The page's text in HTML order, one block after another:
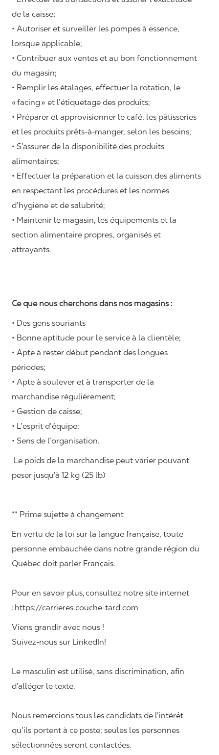
de la caisse;
• Autoriser et surveiller les pompes à essence,
lorsque applicable;
• Contribuer aux ventes et au bon fonctionnement
du magasin;
• Remplir les étalages, effectuer la rotation, le
«facing» et l’étiquetage des produits;
• Préparer et approvisionner le café, les pâtisseries
et les produits prêts-à-manger, selon les besoins;
• S’assurer de la disponibilité des produits
alimentaires;
• Effectuer la préparation et la cuisson des aliments
en respectant les procédures et les normes
d’hygiène et de salubrité;
• Maintenir le magasin, les équipements et la
section alimentaire propres, organisés et
attrayants.
Ce que nous cherchons dans nos magasins :
• Des gens souriants
• Bonne aptitude pour le service à la clientèle;
• Apte à rester début pendant des longues
périodes;
• Apte à soulever et à transporter de la
marchandise régulièrement;
• Gestion de caisse;
• L’esprit d’équipe;
• Sens de l’organisation.
Le poids de la marchandise peut varier pouvant
peser jusqu’à 12 kg (25 lb)
** Prime sujette à changement
En vertu de la loi sur la langue française, toute
personne embauchée dans notre grande région du
Québec doit parler Français.
Pour en savoir plus, consultez notre site internet
: https://carrieres.couche-tard.com
Viens grandir avec nous !
Suivez-nous sur LinkedIn!
Le masculin est utilisé, sans discrimination, afin
d’alléger le texte.
Nous remercions tous les candidats de l’intérêt
qu’ils portent à ce poste; seules les personnes
sélectionnées seront contactées.